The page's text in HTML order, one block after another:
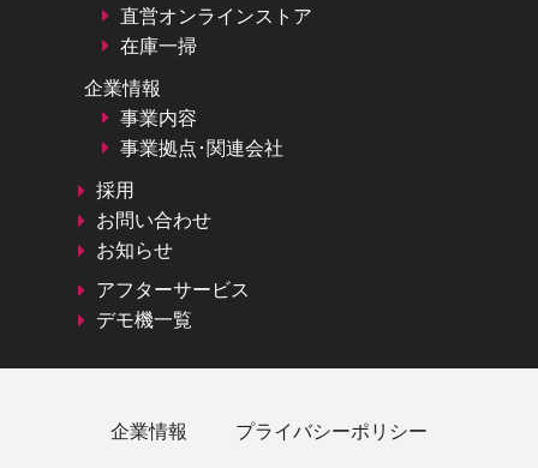
直営オンラインストア
在庫一掃
企業情報
事業内容
事業拠点･関連会社
採用
お問い合わせ
お知らせ
アフターサービス
デモ機一覧
企業情報 プライバシーポリシー